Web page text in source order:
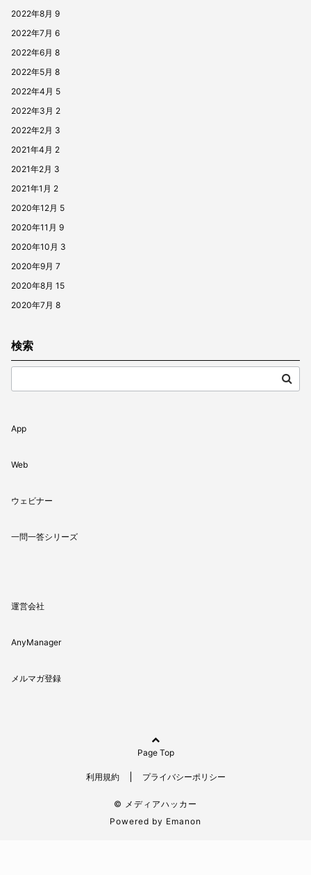
2022年8月 9
2022年7月 6
2022年6月 8
2022年5月 8
2022年4月 5
2022年3月 2
2022年2月 3
2021年4月 2
2021年2月 3
2021年1月 2
2020年12月 5
2020年11月 9
2020年10月 3
2020年9月 7
2020年8月 15
2020年7月 8
検索
App
Web
ウェビナー
一問一答シリーズ
運営会社
AnyManager
メルマガ登録
Page Top
利用規約 プライバシーポリシー
© メディアハッカー
Powered by Emanon